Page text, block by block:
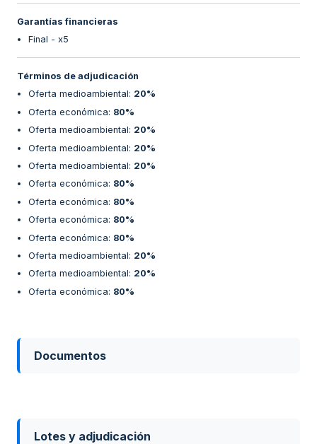
Garantías financieras
Final - x5
Términos de adjudicación
Oferta medioambiental: 20%
Oferta económica: 80%
Oferta medioambiental: 20%
Oferta medioambiental: 20%
Oferta medioambiental: 20%
Oferta económica: 80%
Oferta económica: 80%
Oferta económica: 80%
Oferta económica: 80%
Oferta medioambiental: 20%
Oferta medioambiental: 20%
Oferta económica: 80%
Documentos
Lotes y adjudicación